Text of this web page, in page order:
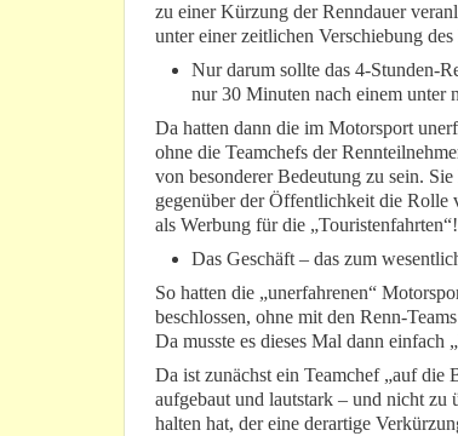
zu einer Kürzung der Renndauer
unter einer zeitlichen Verschiebung
Nur darum sollte das 4-Stunden-
nur 30 Minuten nach einem unter
Da hatten dann die im Motorsport
ohne die Teamchefs der
von besonderer Bedeutung zu sein.
gegenüber der Öffentlichkeit die Rolle
als Werbung für die „Touristenfahrten“!
Das Geschäft – das zum
So hatten die „unerfahrenen“
beschlossen, ohne mit den Renn-
Da musste es dieses Mal dann einfach
Da ist zunächst ein Teamchef „auf
aufgebaut und lautstark – und nicht zu
halten hat, der eine derartige